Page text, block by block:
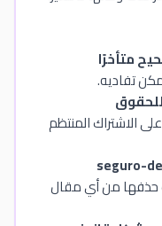
متأخرًا
تفاديه.
الاشتراك المنتظم
حذفها من أي مقال